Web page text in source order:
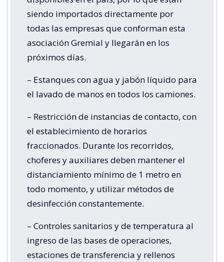
siendo importados directamente por
todas las empresas que conforman esta
asociación Gremial y llegarán en los
próximos días.
– Estanques con agua y jabón líquido para
el lavado de manos en todos los camiones.
– Restricción de instancias de contacto, con
el establecimiento de horarios
fraccionados. Durante los recorridos,
choferes y auxiliares deben mantener el
distanciamiento mínimo de 1 metro en
todo momento, y utilizar métodos de
desinfección constantemente.
– Controles sanitarios y de temperatura al
ingreso de las bases de operaciones,
estaciones de transferencia y rellenos